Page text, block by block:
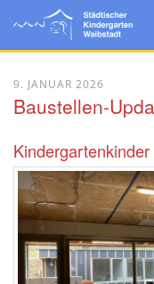
Neuigkeiten
Wir Über Uns
Bildungsarbeit
Konzept
Eltern
9. JANUAR 2026
Baustellen-